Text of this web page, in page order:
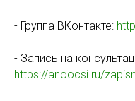
- Группа ВКонтакте:
- Запись на
https://anoocsi.ru/